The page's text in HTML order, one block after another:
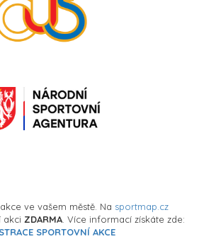
ve vašem městě. Na sportmap.cz
akci ZDARMA . Více informací získáte zde:
SPORTOVNÍ AKCE